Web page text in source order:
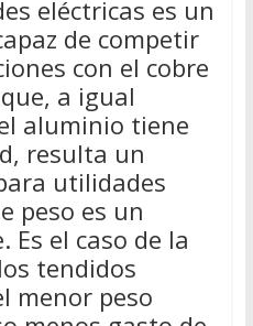
eléctricas es un
de competir
con el cobre
a igual
aluminio tiene
resulta un
utilidades
peso es un
el caso de la
tendidos
menor peso